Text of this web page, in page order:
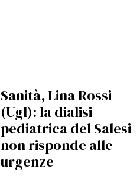
Sanità, Lina Rossi
(Ugl): la dialisi
pediatrica del Salesi
non risponde alle
urgenze